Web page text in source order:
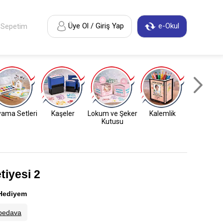
e-Okul
Üye Ol / Giriş Yap
Sepetim
Setleri Kaşeler
Lokum ve Şeker
Kutusu
Kalemlik
2